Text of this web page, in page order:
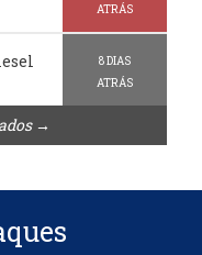
ATRÁS
8 DIAS
ATRÁS
→